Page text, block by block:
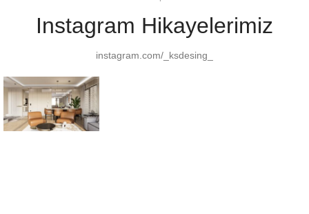
Instagram Hikayelerimiz
instagram.com/_ksdesing_